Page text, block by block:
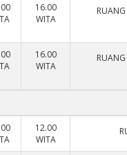
16.00
WITA
16.00
WITA
12.00
WITA